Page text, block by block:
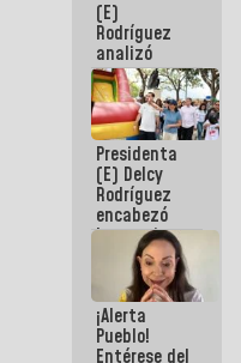
la semana
que viene
hay
programa
(E)
Rodríguez
analizó
junto a
gobernadores
planes de
recuperación
del Sistema
Eléctrico
Nacional
Presidenta
(E) Delcy
Rodríguez
encabezó
lanzamiento
del Plan
Nacional de
Recreación
Vacacional
¡Alerta
Pueblo!
Entérese del